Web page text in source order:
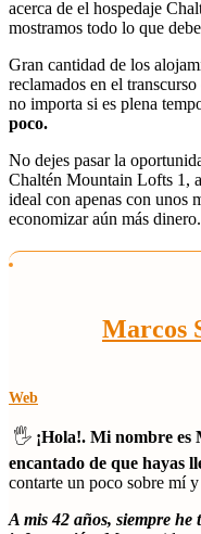
acerca de el hospedaje
mostramos todo lo que
Gran cantidad de los
reclamados en el
no importa si es plena
poco.
No dejes pasar la
Chaltén Mountain Lofts 1,
ideal con apenas con unos
economizar aún más dinero.
Marcos
Web
🖐️ ¡Hola!. Mi nombre es
encantado de que hayas
contarte un poco sobre mí
A mis 42 años, siempre